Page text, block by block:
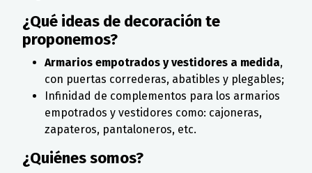
¿Qué ideas de decoración te
proponemos?
Armarios empotrados y vestidores a medida,
con puertas correderas, abatibles y plegables;
Infinidad de complementos para los armarios
empotrados y vestidores como: cajoneras,
zapateros, pantaloneros, etc.
¿Quiénes somos?